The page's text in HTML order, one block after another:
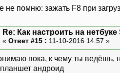
не помню: зажать F8 при
Re: Как настроить на
« Ответ #15 : 11-10-2016 14:57 »
пока, к чему ты ведёшь,
андроид